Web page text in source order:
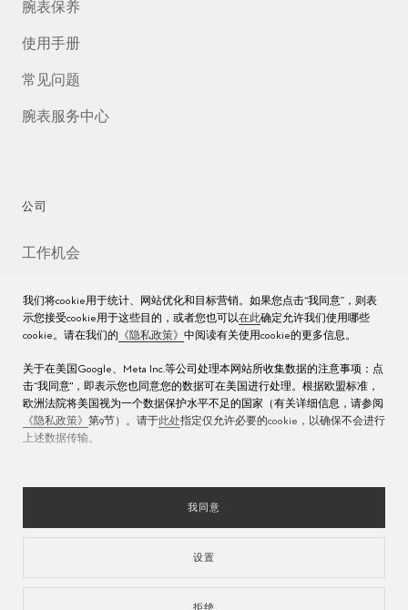
腕表保养
使用手册
常见问题
腕表服务中心
公司
工作机会
联络我们
沪ICP备16013004号
沪公网安备 31010602000438号
我们将cookie用于统计、网站优化和目标营销。如果您点击“我同意”，则表
示您接受cookie用于这些目的，或者您也可以在此确定允许我们使用哪些
cookie。请在我们的 《隐私政策》 中阅读有关使用cookie的更多信息。
关于在美国Google、Meta Inc.等公司处理本网站所收集数据的注意事项：点
击“我同意"，即表示您也同意您的数据可在美国进行处理。根据欧盟标准，
欧洲法院将美国视为一个数据保护水平不足的国家（有关详细信息，请参阅
《隐私政策》 第9节）。请于此处指定仅允许必要的cookie，以确保不会进行
上述数据传输。
我同意
设置
拒绝